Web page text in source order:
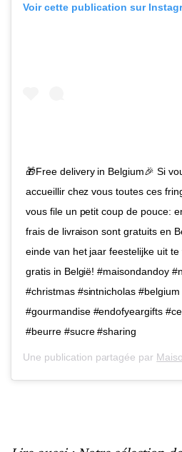
Voir cette publication sur
🎁Free delivery in Belgium🎉 Si
accueillir chez vous toutes ces
vous file un petit coup de pouce:
frais de livraison sont gratuits en
einde van het jaar feestelijke uit
gratis in België! #maisondandoy
#christmas #sintnicholas
#gourmandise #endofyeargifts
#beurre #sucre #sharing
Une publication partagée par